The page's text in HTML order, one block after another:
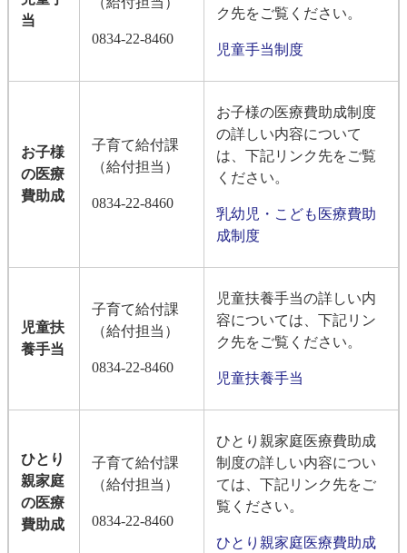
当
0834-22-8460
ク先をご覧ください。
児童手当制度
お子様
の医療
費助成
子育て給付課
（給付担当）
0834-22-8460
お子様の医療費助成制度
の詳しい内容について
は、下記リンク先をご覧
ください。
乳幼児・こども医療費助
成制度
児童扶
養手当
子育て給付課
（給付担当）
0834-22-8460
児童扶養手当の詳しい内
容については、下記リン
ク先をご覧ください。
児童扶養手当
ひとり
親家庭
の医療
費助成
子育て給付課
（給付担当）
0834-22-8460
ひとり親家庭医療費助成
制度の詳しい内容につい
ては、下記リンク先をご
覧ください。
ひとり親家庭医療費助成